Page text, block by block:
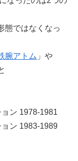
態ではなくなっ
腕アトム 」や
ン 1978-1981
ン 1983-1989